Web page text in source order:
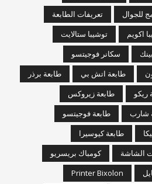
للجوال
تعريفات الطابعة
اكويم
توشيبا ستالايت
سكانر فوجيتسو
طابعة اتش بي
طابعة برذر
ريكو
طابعة زيروكس
شارب
طابعة فوجيتسو
طابعة كيوسيرا
الشاشة
كومباك بريسريو
Printer Bixolon